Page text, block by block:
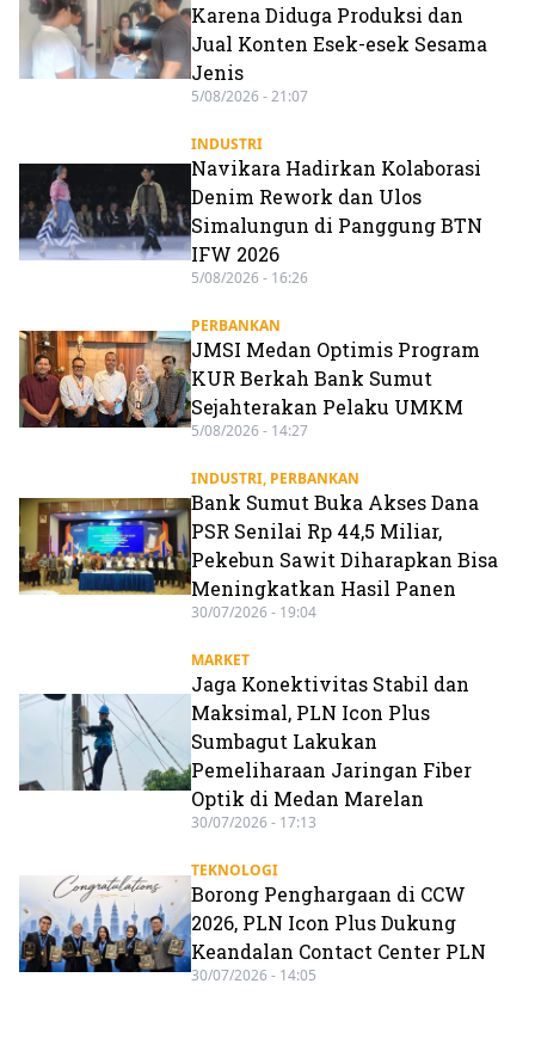
Karena Diduga Produksi dan
Jual Konten Esek-esek Sesama
Jenis
5/08/2026 - 21:07
INDUSTRI
Navikara Hadirkan Kolaborasi
Denim Rework dan Ulos
Simalungun di Panggung BTN
IFW 2026
5/08/2026 - 16:26
PERBANKAN
JMSI Medan Optimis Program
KUR Berkah Bank Sumut
Sejahterakan Pelaku UMKM
5/08/2026 - 14:27
INDUSTRI, PERBANKAN
Bank Sumut Buka Akses Dana
PSR Senilai Rp 44,5 Miliar,
Pekebun Sawit Diharapkan Bisa
Meningkatkan Hasil Panen
30/07/2026 - 19:04
MARKET
Jaga Konektivitas Stabil dan
Maksimal, PLN Icon Plus
Sumbagut Lakukan
Pemeliharaan Jaringan Fiber
Optik di Medan Marelan
30/07/2026 - 17:13
TEKNOLOGI
Borong Penghargaan di CCW
2026, PLN Icon Plus Dukung
Keandalan Contact Center PLN
30/07/2026 - 14:05